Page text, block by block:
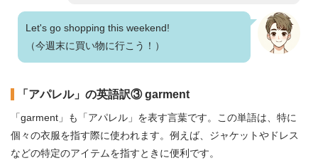
Let's go shopping this weekend!
（今週末に買い物に行こう！）
「アパレル」の英語訳③ garment
「garment」も「アパレル」を表す言葉です。この単語は、特に
個々の衣服を指す際に使われます。例えば、ジャケットやドレス
などの特定のアイテムを指すときに便利です。